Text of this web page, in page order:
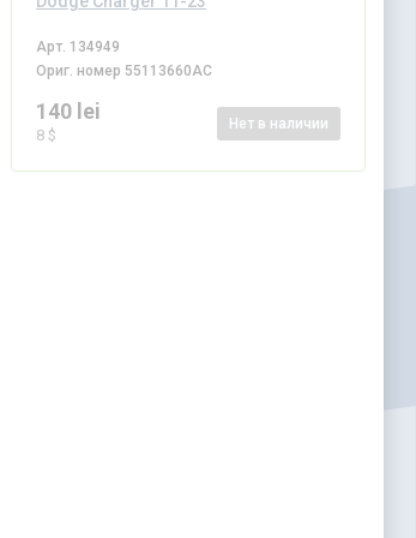
Арт. 134949
Ориг. номер 55113660AC
140 lei
8 $
Нет в наличии